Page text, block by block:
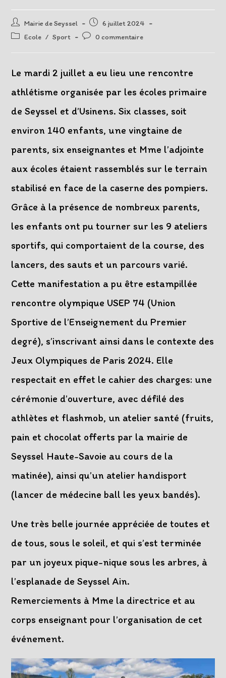
Auteur/autrice
de
Mairie de Seyssel
Post
published:
6 juillet 2024
PostEcole / Sport
Post0 commentaire
Le mardi 2 juillet a eu lieu une rencontre
athlétisme organisée par les écoles primaire
de Seyssel et d’Usinens. Six classes, soit
environ 140 enfants, une vingtaine de
parents, six enseignantes et Mme l’adjointe
aux écoles étaient rassemblés sur le terrain
stabilisé en face de la caserne des pompiers.
Grâce à la présence de nombreux parents,
les enfants ont pu tourner sur les 9 ateliers
sportifs, qui comportaient de la course, des
lancers, des sauts et un parcours varié.
Cette manifestation a pu être estampillée
rencontre olympique USEP 74 (Union
Sportive de l’Enseignement du Premier
degré), s’inscrivant ainsi dans le contexte des
Jeux Olympiques de Paris 2024. Elle
respectait en effet le cahier des charges: une
cérémonie d’ouverture, avec défilé des
athlètes et flashmob, un atelier santé (fruits,
pain et chocolat offerts par la mairie de
Seyssel Haute-Savoie au cours de la
matinée), ainsi qu’un atelier handisport
(lancer de médecine ball les yeux bandés).
Une très belle journée appréciée de toutes et
de tous, sous le soleil, et qui s’est terminée
par un joyeux pique-nique sous les arbres, à
l’esplanade de Seyssel Ain.
Remerciements à Mme la directrice et au
corps enseignant pour l’organisation de cet
événement.